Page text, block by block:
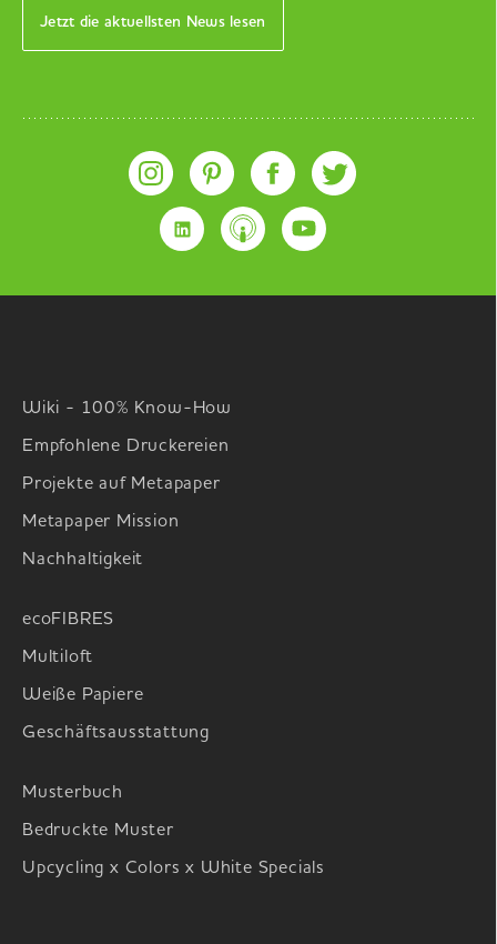
Jetzt die aktuellsten News lesen
Wiki - 100% Know-How
Empfohlene Druckereien
Projekte auf Metapaper
Metapaper Mission
Nachhaltigkeit
ecoFIBRES
Multiloft
Weiße Papiere
Geschäftsausstattung
Musterbuch
Bedruckte Muster
Upcycling x Colors x White Specials